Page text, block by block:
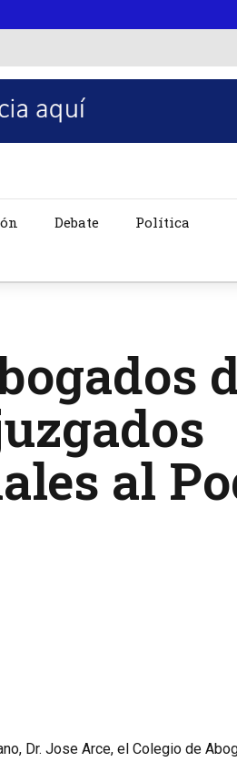
Debate Política
al
Dr. Jose Arce, el Colegio de